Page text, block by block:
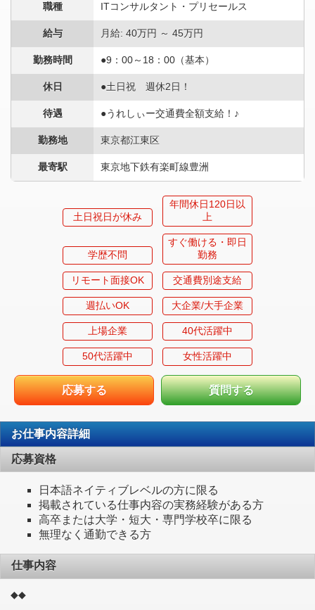
職種 ITコンサルタント・プリセールス
給与 月給: 40万円 ～ 45万円
勤務時間 ●9：00～18：00（基本）
休日 ●土日祝 週休2日！
待遇 ●うれしぃー交通費全額支給！♪
勤務地 東京都江東区
最寄駅 東京地下鉄有楽町線豊洲
土日祝日が休み
年間休日120日以
上
学歴不問
すぐ働ける・即日
勤務
リモート面接OK 交通費別途支給
週払いOK 大企業/大手企業
上場企業 40代活躍中
50代活躍中 女性活躍中
応募する 質問する
お仕事内容詳細
応募資格
日本語ネイティブレベルの方に限る
掲載されている仕事内容の実務経験がある方
高卒または大学・短大・専門学校卒に限る
無理なく通勤できる方
仕事内容
◆◆